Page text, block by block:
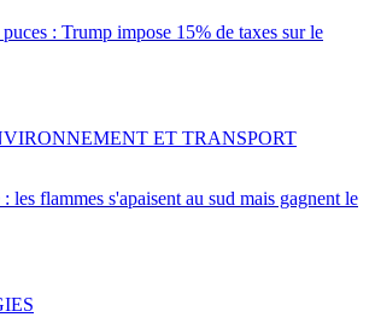
: Trump impose 15% de taxes sur le
les flammes s'apaisent au sud mais gagnent le
ET TRANSPORT